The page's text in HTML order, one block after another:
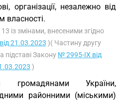
організації, незалежно від
власності.
із змінами, внесеними згідно
21.03.2023 )( Частину другу
підставі Закону № 2995-IX від
)
громадянами України,
районними (міськими)